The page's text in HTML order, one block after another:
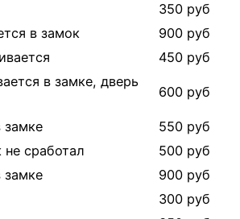
350 руб
в замок
900 руб
450 руб
в замке, дверь
600 руб
550 руб
сработал
500 руб
900 руб
300 руб